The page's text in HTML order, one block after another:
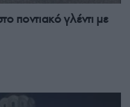
ποντιακό γλέντι με